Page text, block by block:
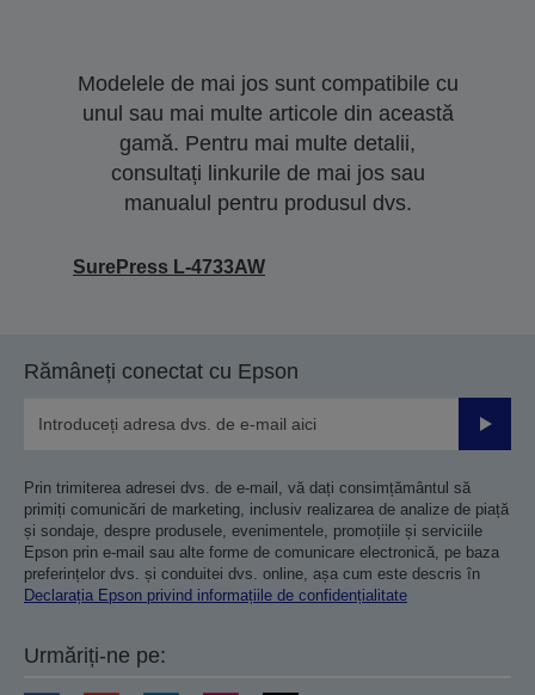
Modelele de mai jos sunt compatibile cu
unul sau mai multe articole din această
gamă. Pentru mai multe detalii,
consultați linkurile de mai jos sau
manualul pentru produsul dvs.
SurePress L-4733AW
Rămâneți conectat cu Epson
Prin trimiterea adresei dvs. de e-mail, vă dați consimțământul să
primiți comunicări de marketing, inclusiv realizarea de analize de piață
și sondaje, despre produsele, evenimentele, promoțiile și serviciile
Epson prin e-mail sau alte forme de comunicare electronică, pe baza
preferințelor dvs. și conduitei dvs. online, așa cum este descris în
Declarația Epson privind informațiile de confidențialitate
Urmăriți-ne pe: